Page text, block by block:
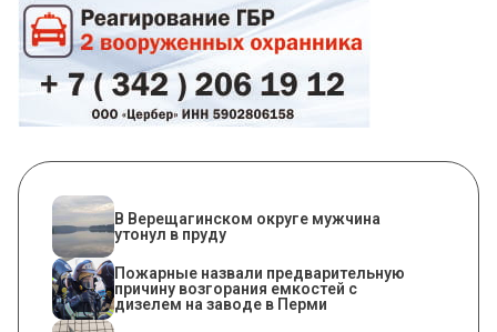
В Верещагинском округе мужчина
утонул в пруду
Пожарные назвали предварительную
причину возгорания емкостей с
дизелем на заводе в Перми